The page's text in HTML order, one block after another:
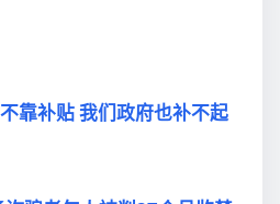
靠补贴 我们政府也补不起